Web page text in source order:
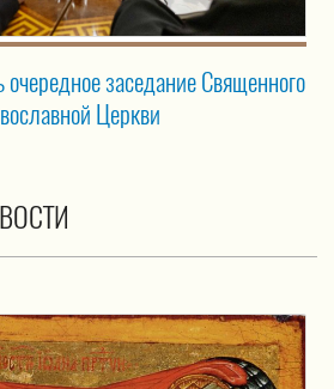
заседание Священного
Церкви